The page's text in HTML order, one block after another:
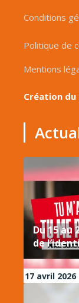
Conditions
Politique de
Mentions
Création
Du 15 au
de
17 avril 2026